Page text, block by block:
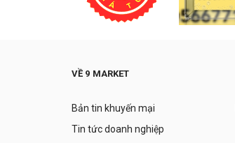
VỀ 9 MARKET
Bản tin khuyến mại
Tin tức doanh nghiệp